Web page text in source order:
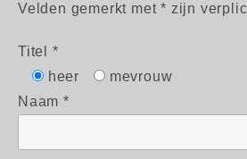
Velden gemerkt met * zijn
Titel *
heer
mevrouw
Naam *